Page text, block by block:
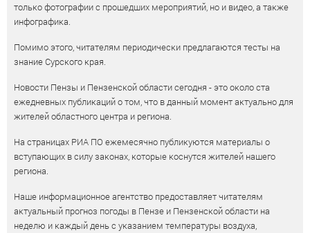
только фотографии с прошедших мероприятий, но и видео, а также
инфографика.
Помимо этого, читателям периодически предлагаются тесты на
знание Сурского края.
Новости Пензы и Пензенской области сегодня - это около ста
ежедневных публикаций о том, что в данный момент актуально для
жителей областного центра и региона.
На страницах РИА ПО ежемесячно публикуются материалы о
вступающих в силу законах, которые коснутся жителей нашего
региона.
Наше информационное агентство предоставляет читателям
актуальный прогноз погоды в Пензе и Пензенской области на
неделю и каждый день с указанием температуры воздуха,